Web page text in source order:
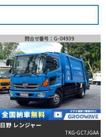
問合せ番号：G-04939
日野 レンジャー
TKG-GC7JGAA